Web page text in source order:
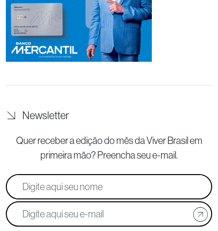
Newsletter
Quer receber a edição do mês da Viver Brasilem
primeira mão? Preencha seu e-mail.